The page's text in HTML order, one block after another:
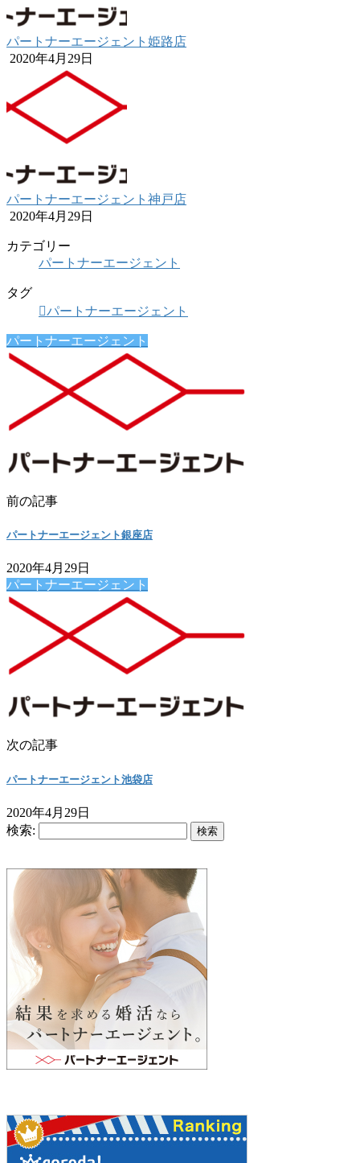
パートナーエージェント姫路店
2020年4月29日
パートナーエージェント神戸店
2020年4月29日
カテゴリー
パートナーエージェント
タグ
パートナーエージェント
パートナーエージェント
前の記事
パートナーエージェント銀座店
2020年4月29日
パートナーエージェント
次の記事
パートナーエージェント池袋店
2020年4月29日
検索: